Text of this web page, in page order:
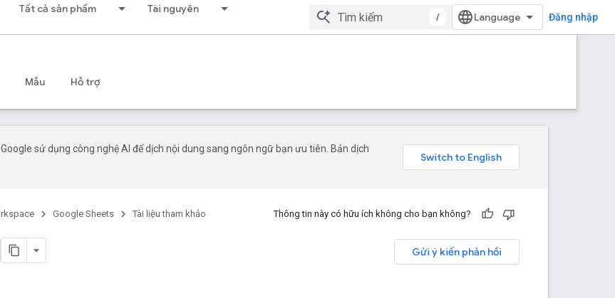
Tất cả sản phẩm Tài nguyên
/ Đăng nhập
Mẫu Hỗ trợ
Google sử dụng công nghệ AI để dịch nội dung sang ngôn ngữ bạn ưu tiên. Bản dịch
Google Sheets Tài liệu tham khảo Thông tin này có hữu ích không cho bạn không?
Gửi ý kiến phản hồi